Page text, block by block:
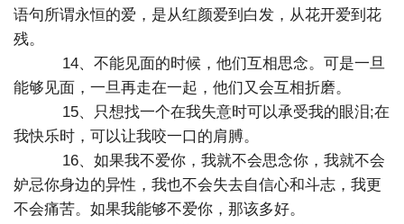
语句所谓永恒的爱，是从红颜爱到白发，从花开爱到花
残。
14、不能见面的时候，他们互相思念。可是一旦
能够见面，一旦再走在一起，他们又会互相折磨。
15、只想找一个在我失意时可以承受我的眼泪;在
我快乐时，可以让我咬一口的肩膊。
16、如果我不爱你，我就不会思念你，我就不会
妒忌你身边的异性，我也不会失去自信心和斗志，我更
不会痛苦。如果我能够不爱你，那该多好。